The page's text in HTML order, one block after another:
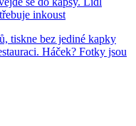
inkoust
tiskne bez jediné kapky
Háček? Fotky jsou